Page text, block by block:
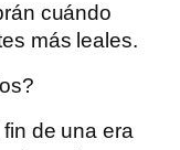
cuándo
más leales.
de una era